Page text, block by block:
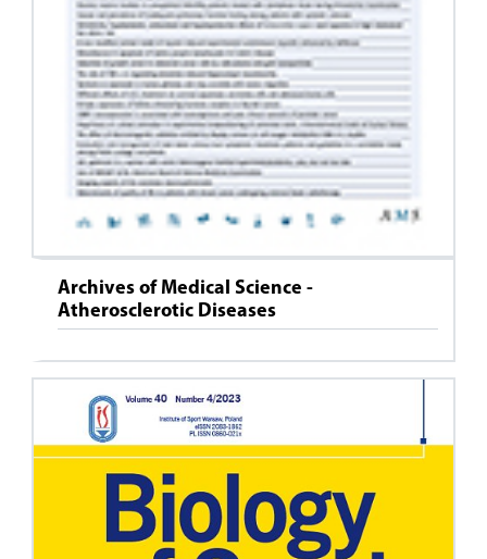
Archives of Medical Science -
Atherosclerotic Diseases